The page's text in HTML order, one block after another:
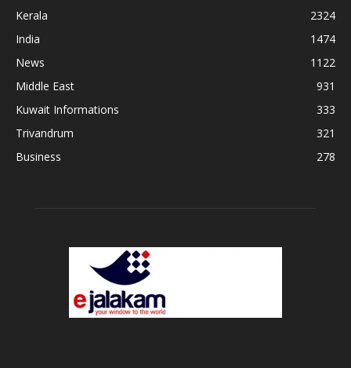
Kerala
2324
India
1474
News
1122
Middle East
931
Kuwait Informations
333
Trivandrum
321
Business
278